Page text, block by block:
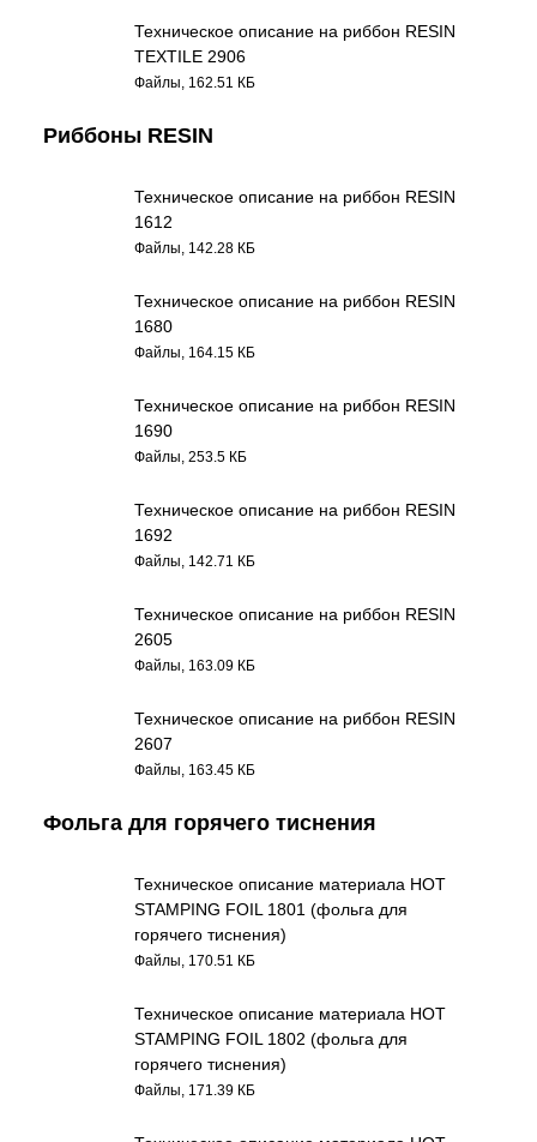
Техническое описание на риббон RESIN
TEXTILE 2906
Файлы, 162.51 КБ
Риббоны RESIN
Техническое описание на риббон RESIN
1612
Файлы, 142.28 КБ
Техническое описание на риббон RESIN
1680
Файлы, 164.15 КБ
Техническое описание на риббон RESIN
1690
Файлы, 253.5 КБ
Техническое описание на риббон RESIN
1692
Файлы, 142.71 КБ
Техническое описание на риббон RESIN
2605
Файлы, 163.09 КБ
Техническое описание на риббон RESIN
2607
Файлы, 163.45 КБ
Фольга для горячего тиснения
Техническое описание материала HOT
STAMPING FOIL 1801 (фольга для
горячего тиснения)
Файлы, 170.51 КБ
Техническое описание материала HOT
STAMPING FOIL 1802 (фольга для
горячего тиснения)
Файлы, 171.39 КБ